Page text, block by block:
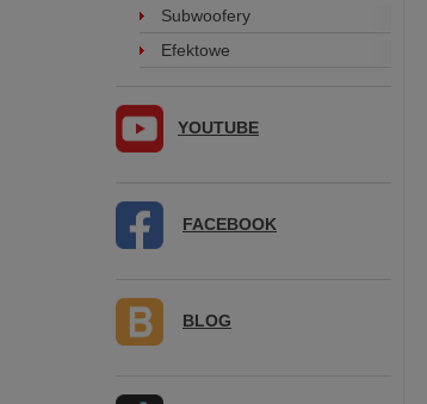
Subwoofery
Efektowe
YOUTUBE
FACEBOOK
BLOG